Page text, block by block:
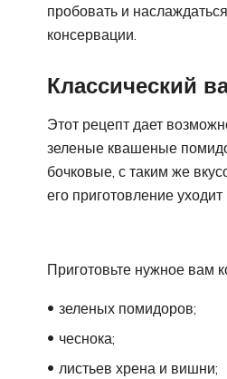
пробовать и
консервации.
Классический
Этот рецепт дает
зеленые квашеные
бочковые, с таким же
его приготовление
Приготовьте нужное вам
зеленых помидоров;
чеснока;
листьев хрена и вишни;